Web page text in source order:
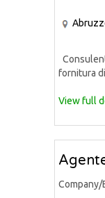
fornitura
View full
Company/